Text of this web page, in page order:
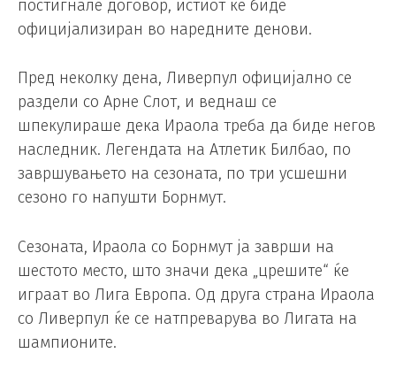
постигнале договор, истиот ќе биде
официјализиран во наредните денови.
Пред неколку дена, Ливерпул официјално се
раздели со Арне Слот, и веднаш се
шпекулираше дека Ираола треба да биде негов
наследник. Легендата на Атлетик Билбао, по
завршувањето на сезоната, по три усшешни
сезоно го напушти Борнмут.
Сезоната, Ираола со Борнмут ја заврши на
шестото место, што значи дека „црешите“ ќе
играат во Лига Европа. Од друга страна Ираола
со Ливерпул ќе се натпреварува во Лигата на
шампионите.